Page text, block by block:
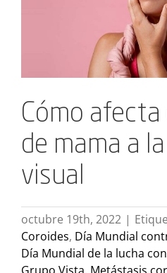
Cómo afecta
de mama a
visual
octubre 19th, 2022 |
Coroides, Día Mundial
Día Mundial de la lucha
Grupo Vista, Metástasis